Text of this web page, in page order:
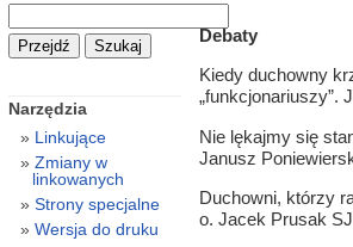
Debaty
Kiedy duchowny
„funkcjonariuszy”.
Nie lękajmy się
Janusz
Duchowni, którzy
o. Jacek Prusak SJ
Narzędzia
Linkujące
Zmiany w
linkowanych
Strony specjalne
Wersja do druku